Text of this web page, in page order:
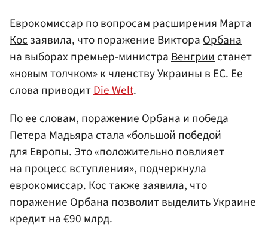
Еврокомиссар по вопросам расширения Марта
Косзаявила, что поражение ВиктораОрбана
на выборах премьер-министраВенгриистанет
«новым толчком» к членствуУкраинывЕС. Ее
слова приводитDie Welt.
По ее словам, поражение Орбана и победа
Петера Мадьяра стала «большой победой
для Европы. Это «положительно повлияет
на процесс вступления», подчеркнула
еврокомиссар. Кос также заявила, что
поражение Орбана позволит выделить Украине
кредит на €90 млрд.